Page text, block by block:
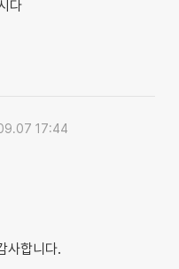
다
17:44
사합니다.